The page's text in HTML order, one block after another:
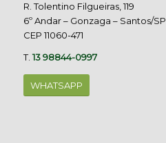
R. Tolentino Filgueiras, 119
6º Andar – Gonzaga – Santos/SP
CEP 11060-471
T.13 98844-0997
WHATSAPP